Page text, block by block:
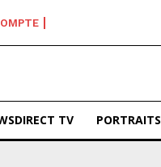
TV PORTRAITS